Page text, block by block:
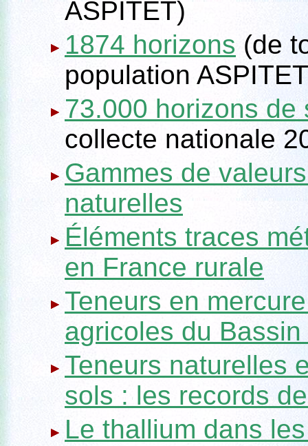
ASPITET)
1874 horizons (de
population
73.000 horizons de
collecte nationale
Gammes de
naturelles
Éléments traces
en France rurale
Teneurs en
agricoles du
Teneurs naturelles
sols : les records
Le thallium dans